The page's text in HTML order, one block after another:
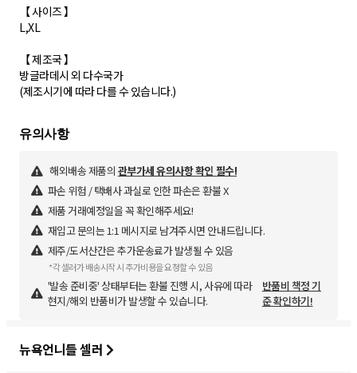
【 사이즈 】
L,XL
【 제조국 】
방글라데시 외 다수국가
유의사항
해외배송 제품의 관부가세 유의사항 확인 필수!
파손 위험 / 택배사 과실로 인한 파손은 환불 X
제품 거래예정일을 꼭 확인해주세요!
재입고 문의는 1:1 메시지로 남겨주시면 안내드립니다.
제주/도서산간은 추가운송료가 발생될 수 있음
*각 셀러가 배송시작 시 추가비용을 요청할 수 있음
'발송 준비중' 상태부터는 환불 진행 시, 사유에 따라
현지/해외 반품비가 발생할 수 있습니다.
반품비 책정 기
준 확인하기!
뉴욕언니들 셀러